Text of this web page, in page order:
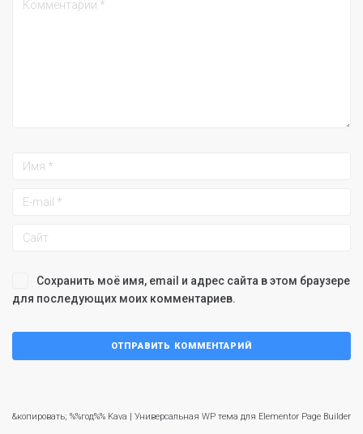
Сохранить моё имя, email и адрес сайта в этом браузере
для последующих моих комментариев.
&копировать; %%год%% Kava | Универсальная WP тема для Elementor Page Builder